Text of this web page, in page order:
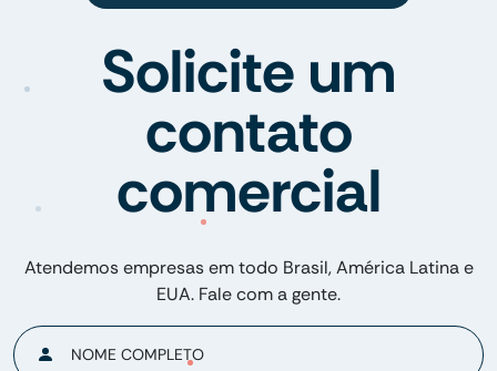
Solicite um
contato
comercial
Atendemos empresas em todo Brasil, América Latina e
EUA. Fale com a gente.
NOME COMPLETO